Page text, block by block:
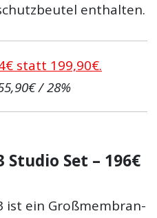
enthalten.
statt 199,90€.
/ 28%
Studio Set – 196€
ist ein Großmembran-